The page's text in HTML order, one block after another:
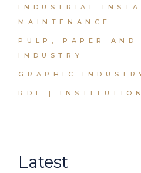
INDUSTRIAL
MAINTENANCE
PULP, PAPER AND
INDUSTRY
GRAPHIC
RDL |
Latest